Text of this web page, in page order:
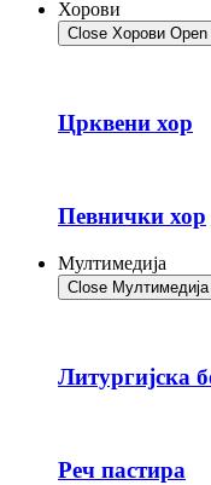
Хорови
Close Хорови
Црквени хор
Певнички хор
Мултимедија
Close Мултимедија
Литургијска
Реч пастира